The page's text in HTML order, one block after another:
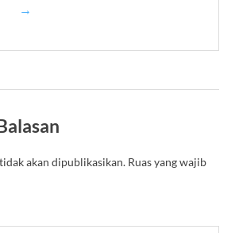
→
akan dipublikasikan. Ruas yang wajib